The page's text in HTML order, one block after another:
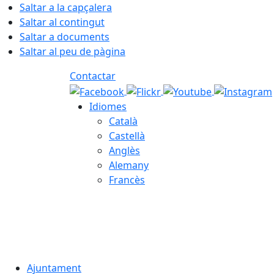
Saltar a la capçalera
Saltar al contingut
Saltar a documents
Saltar al peu de pàgina
Contactar
Idiomes
Català
Castellà
Anglès
Alemany
Francès
Ajuntament